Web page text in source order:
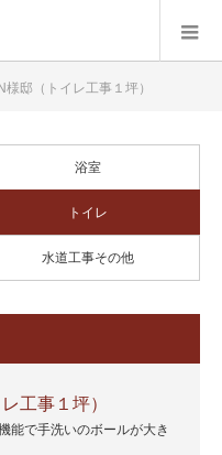
邸（トイレ工事１坪）
浴室
トイレ
水道工事その他
工事１坪）
能で手洗いのボールが大き